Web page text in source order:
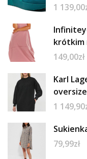
1 139,00
krótkim
149,00zł
Karl
oversize
1 149,90
79,99zł